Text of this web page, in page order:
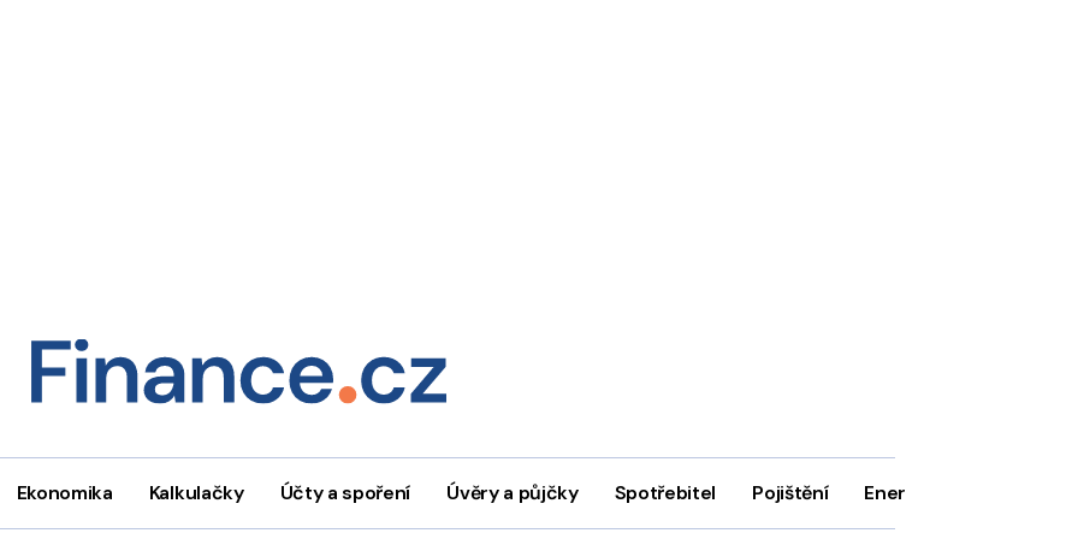
Ekonomika Kalkulačky Účty a spoření Úvěry a půjčky Spotřebitel Pojištění Energie